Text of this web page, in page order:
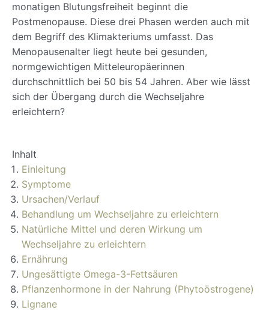
monatigen Blutungsfreiheit beginnt die
Postmenopause. Diese drei Phasen werden auch mit
dem Begriff des Klimakteriums umfasst. Das
Menopausenalter liegt heute bei gesunden,
normgewichtigen Mitteleuropäerinnen
durchschnittlich bei 50 bis 54 Jahren. Aber wie lässt
sich der Übergang durch die Wechseljahre
erleichtern?
Inhalt
Einleitung
Symptome
Ursachen/Verlauf
Behandlung um Wechseljahre zu erleichtern
Natürliche Mittel und deren Wirkung um
Wechseljahre zu erleichtern
Ernährung
Ungesättigte Omega-3-Fettsäuren
Pflanzenhormone in der Nahrung (Phytoöstrogene)
Lignane